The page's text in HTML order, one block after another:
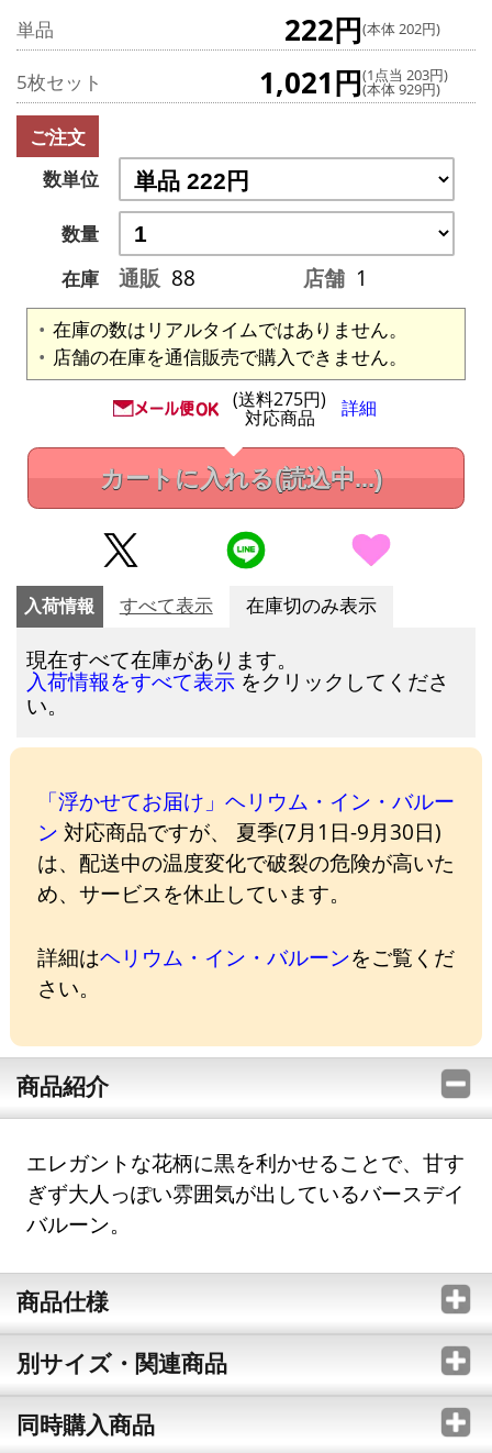
単品 222円(本体 202円)
5枚セット 1,021円(1点当 203円)
(本体 929円)
ご注文
数単位
数量
在庫
通販 88 店舗 1
在庫の数はリアルタイムではありません。
店舗の在庫を通信販売で購入できません。
(送料275円)
対応商品 詳細
カートに入れる(読込中...)
入荷情報 すべて表示 在庫切のみ表示
現在すべて在庫があります。
入荷情報をすべて表示 をクリックしてくださ
い。
「浮かせてお届け」ヘリウム・イン・バルー
ン 対応商品ですが、 夏季(7月1日-9月30日)
は、配送中の温度変化で破裂の危険が高いた
め、サービスを休止しています。
詳細はヘリウム・イン・バルーンをご覧くだ
さい。
商品紹介
エレガントな花柄に黒を利かせることで、甘す
ぎず大人っぽい雰囲気が出しているバースデイ
バルーン。
商品仕様
別サイズ・関連商品
同時購入商品